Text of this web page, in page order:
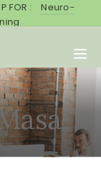
FOR :
Neuro-